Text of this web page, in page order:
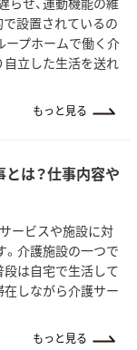
で設置されているの
ープホームで働く介
自立した生活を送れ
もっと見る
とは？仕事内容や
ービスや施設に対
。介護施設の一つで
段は自宅で生活して
在しながら介護サー
もっと見る